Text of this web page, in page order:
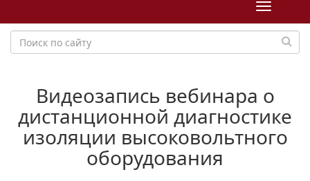
Toggle
Видеозапись вебинара о
дистанционной диагностике
изоляции высоковольтного
оборудования